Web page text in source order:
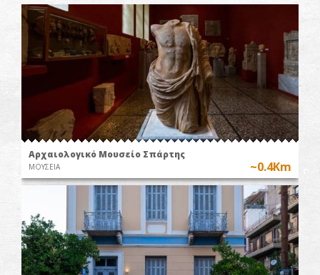
Αρχαιολογικό Μουσείο Σπάρτης
ΜΟΥΣΕΙΑ ~0.4Km